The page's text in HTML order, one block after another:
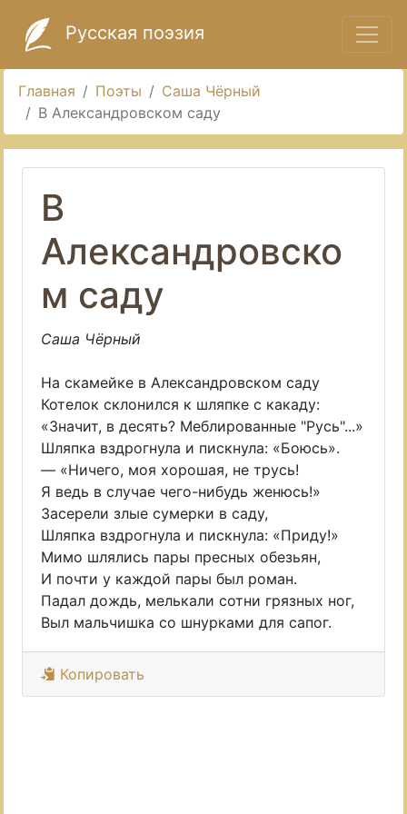
Русская поэзия
Главная Поэты
Саша Чёрный
В Александровском саду
В
Александровско
м саду
Саша Чёрный
На скамейке в Александровском саду
Котелок склонился к шляпке с какаду:
«Значит, в десять? Меблированные "Русь"...»
Шляпка вздрогнула и пискнула: «Боюсь».
— «Ничего, моя хорошая, не трусь!
Я ведь в случае чего-нибудь женюсь!»
Засерели злые сумерки в саду,
Шляпка вздрогнула и пискнула: «Приду!»
Мимо шлялись пары пресных обезьян,
И почти у каждой пары был роман.
Падал дождь, мелькали сотни грязных ног,
Выл мальчишка со шнурками для сапог.
Копировать